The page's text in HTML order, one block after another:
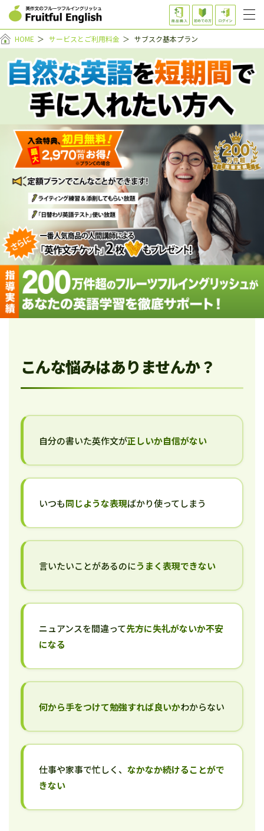
HOME ＞ サービスとご利用料金 ＞ サブスク基本プラン
こんな悩みはありませんか？
自分の書いた英作文が正しいか自信がない
いつも同じような表現ばかり使ってしまう
言いたいことがあるのにうまく表現できない
ニュアンスを間違って先方に失礼がないか不安
になる
何から手をつけて勉強すれば良いかわからない
仕事や家事で忙しく、 なかなか続けることがで
きない